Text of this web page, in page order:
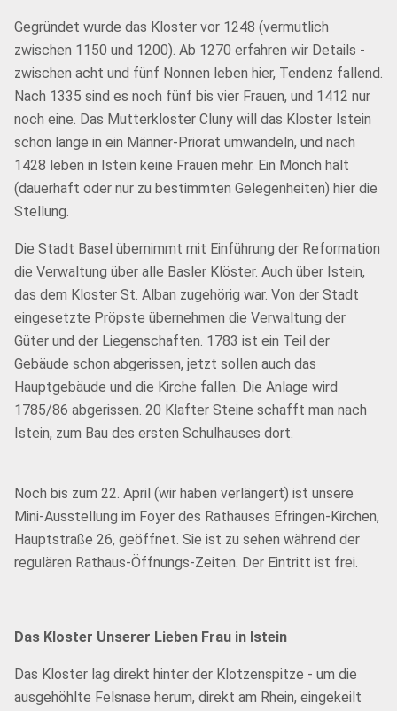
Gegründet wurde das Kloster vor 1248 (vermutlich
zwischen 1150 und 1200). Ab 1270 erfahren wir Details -
zwischen acht und fünf Nonnen leben hier, Tendenz fallend.
Nach 1335 sind es noch fünf bis vier Frauen, und 1412 nur
noch eine. Das Mutterkloster Cluny will das Kloster Istein
schon lange in ein Männer-Priorat umwandeln, und nach
1428 leben in Istein keine Frauen mehr. Ein Mönch hält
(dauerhaft oder nur zu bestimmten Gelegenheiten) hier die
Stellung.
Die Stadt Basel übernimmt mit Einführung der Reformation
die Verwaltung über alle Basler Klöster. Auch über Istein,
das dem Kloster St. Alban zugehörig war. Von der Stadt
eingesetzte Pröpste übernehmen die Verwaltung der
Güter und der Liegenschaften. 1783 ist ein Teil der
Gebäude schon abgerissen, jetzt sollen auch das
Hauptgebäude und die Kirche fallen. Die Anlage wird
1785/86 abgerissen. 20 Klafter Steine schafft man nach
Istein, zum Bau des ersten Schulhauses dort.
Noch bis zum 22. April (wir haben verlängert) ist unsere
Mini-Ausstellung im Foyer des Rathauses Efringen-Kirchen,
Hauptstraße 26, geöffnet. Sie ist zu sehen während der
regulären Rathaus-Öffnungs-Zeiten. Der Eintritt ist frei.
Das Kloster Unserer Lieben Frau in Istein
Das Kloster lag direkt hinter der Klotzenspitze - um die
ausgehöhlte Felsnase herum, direkt am Rhein, eingekeilt